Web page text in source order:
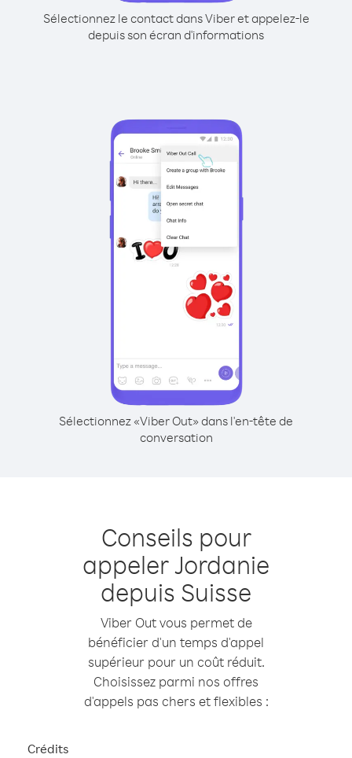
Sélectionnez le contact dans Viber et appelez-le
depuis son écran d'informations
Sélectionnez «Viber Out» dans l'en-tête de
conversation
Conseils pour
appeler Jordanie
depuis Suisse
Viber Out vous permet de
bénéficier d'un temps d'appel
supérieur pour un coût réduit.
Choisissez parmi nos offres
d'appels pas chers et flexibles :
Crédits